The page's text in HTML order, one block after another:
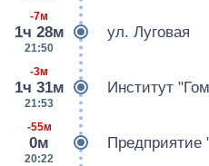
-7м
1ч 28м
21:50
ул. Луговая
-3м
1ч 31м
21:53
Институт
-55м
0м
20:22
Предприятие